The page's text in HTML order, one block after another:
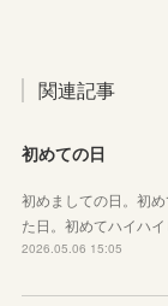
関連記事
初めての日
初めましての日。初
た日。初めてハイハ
2026.05.06 15:05